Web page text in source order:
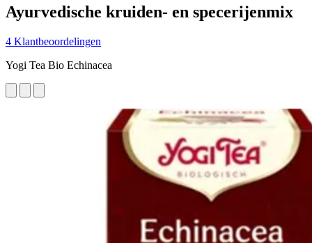
Ayurvedische kruiden- en specerijenmix
4 Klantbeoordelingen
Yogi Tea Bio Echinacea